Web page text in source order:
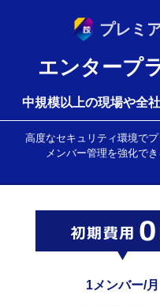
プレミ
エンタープ
中規模以上の現場や全
高度なセキュリティ環境でプ
メンバー管理を強化で
1メンバー/月